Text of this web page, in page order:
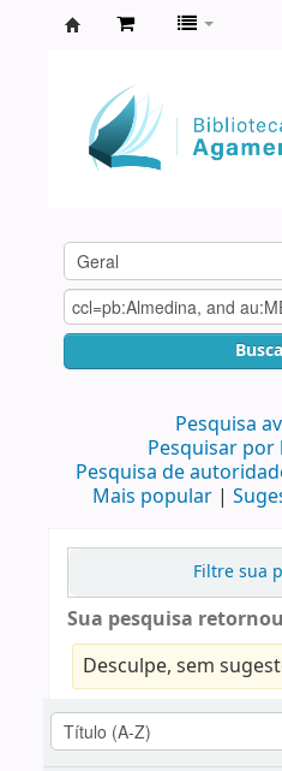
Agamenon
Magalhães
Pesquisa
Pesquisar
Pesquisa de
Mais popular
Filtre sua
Sua pesquisa
Desculpe, sem